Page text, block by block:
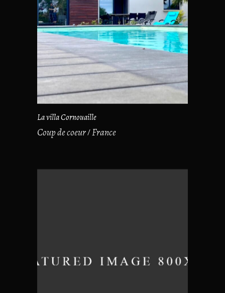
La villa Cornouaille
Coup de coeur France